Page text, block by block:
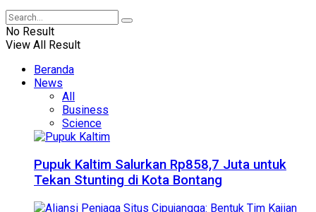
No Result
View All Result
Beranda
News
All
Business
Science
Pupuk Kaltim Salurkan Rp858,7 Juta untuk
Tekan Stunting di Kota Bontang